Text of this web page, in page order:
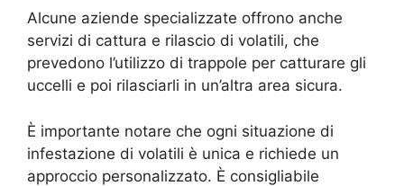
Alcune aziende specializzate offrono anche
servizi di cattura e rilascio di volatili, che
prevedono l’utilizzo di trappole per catturare gli
uccelli e poi rilasciarli in un’altra area sicura.
È importante notare che ogni situazione di
infestazione di volatili è unica e richiede un
approccio personalizzato. È consigliabile